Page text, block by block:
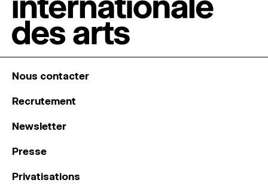
Nous contacter
Recrutement
Newsletter
Presse
Privatisations